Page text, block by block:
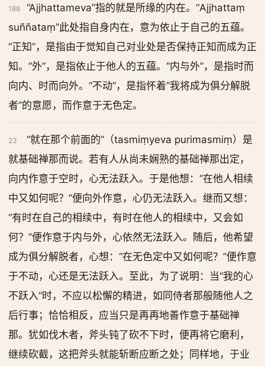
188
“Ajjhattameva”指的就是所缘的内在。“Ajjhattaṃ
suññataṃ”此处指自身内在，意为依止于自己的五蕴。
“正知”，是指由于觉知自己对业处是否保持正知而成为正
知。“外”，是指依止于他人的五蕴。“内与外”，是指时而
向内、时而向外。“不动”，是指怀着“我将成为俱分解脱
者”的意愿，而作意于无色定。
23
“就在那个前面的”（tasmiṃyeva purimasmiṃ）是
就基础禅那而说。若有人从尚未娴熟的基础禅那出定，
向内作意于空时，心无法跃入。于是他想：“在他人相续
中又如何呢？”便向外作意，心仍无法跃入。继而又想：
“有时在自己的相续中，有时在他人的相续中，又会如
何？”便作意于内与外，心依然无法跃入。随后，他希望
成为俱分解脱者，心想：“在无色定中又如何呢？”便作意
于不动，心还是无法跃入。至此，为了说明：当“我的心
不跃入”时，不应以松懈的精进，如同侍者那般随他人之
后行事；恰恰相反，应当只是再再地善作意于基础禅
那。犹如伐木者，斧头钝了砍不下时，便再将它磨利，
继续砍截，这把斧头就能斩断应断之处；同样地，于业